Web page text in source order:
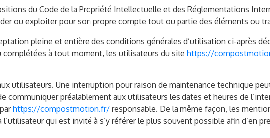
du Code de la Propriété Intellectuelle et des Réglementations
ou exploiter pour son propre compte tout ou partie des éléments ou
pleine et entière des conditions générales d’utilisation ci-après
à tout moment, les utilisateurs du site https://
utilisateurs. Une interruption pour raison de maintenance technique
communiquer préalablement aux utilisateurs les dates et heures de
https://compostmotion.fr/ responsable. De la même façon, les
qui est invité à s’y référer le plus souvent possible afin d’en